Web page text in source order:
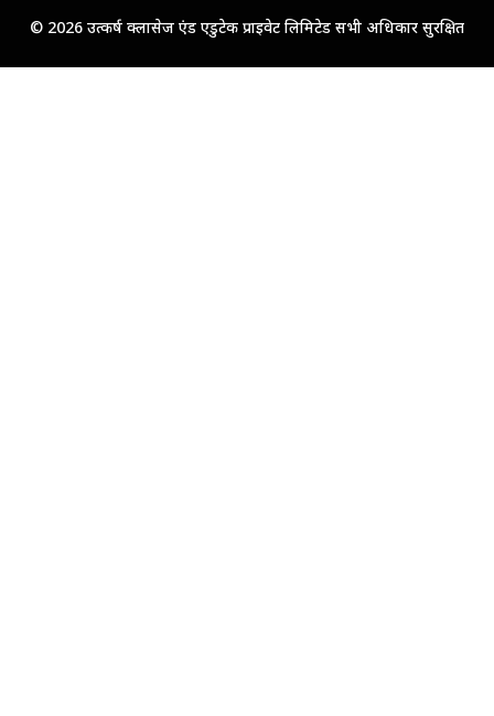
© 2026 उत्कर्ष क्लासेज एंड एडुटेक प्राइवेट लिमिटेड सभी अधिकार सुरक्षित